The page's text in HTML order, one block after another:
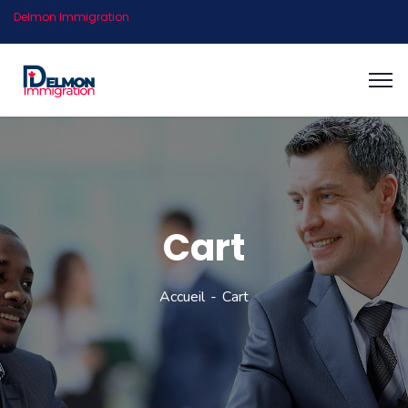
Delmon Immigration
Cart
Accueil Cart